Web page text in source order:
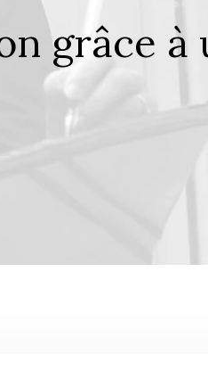
grâce à